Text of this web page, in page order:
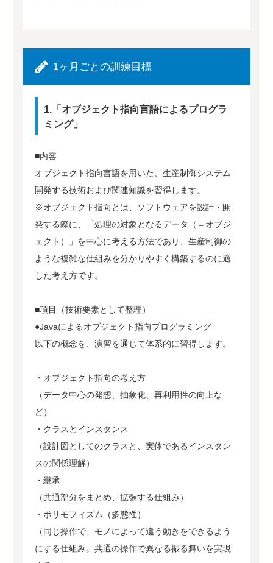
1ヶ月ごとの訓練目標
1.「オブジェクト指向言語によるプログラ
ミング」
■内容
オブジェクト指向言語を用いた、生産制御システム
開発する技術および関連知識を習得します。
※オブジェクト指向とは、ソフトウェアを設計・開
発する際に、「処理の対象となるデータ（＝オブジ
ェクト）」を中心に考える方法であり、生産制御の
ような複雑な仕組みを分かりやすく構築するのに適
した考え方です。
■項目（技術要素として整理）
●Javaによるオブジェクト指向プログラミング
以下の概念を、演習を通じて体系的に習得します。
・オブジェクト指向の考え方
（データ中心の発想、抽象化、再利用性の向上な
ど）
・クラスとインスタンス
（設計図としてのクラスと、実体であるインスタン
スの関係理解）
・継承
（共通部分をまとめ、拡張する仕組み）
・ポリモフィズム（多態性）
（同じ操作で、モノによって違う動きをできるよう
にする仕組み。共通の操作で異なる振る舞いを実現